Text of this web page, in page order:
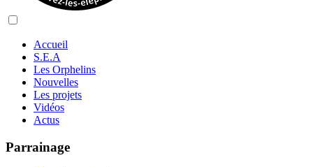
Accueil
S.E.A
Les Orphelins
Nouvelles
Les projets
Vidéos
Actus
Parrainage